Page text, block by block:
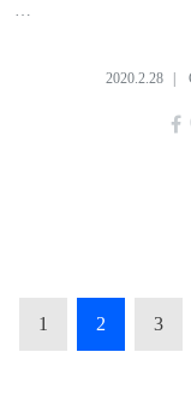
…
2020.2.28
1 2 3